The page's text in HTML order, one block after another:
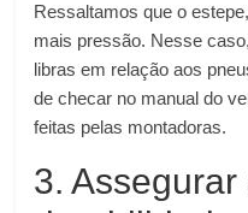
Ressaltamos que o
mais pressão. Nesse
libras em relação aos
de checar no manual do
feitas pelas montadoras.
3.